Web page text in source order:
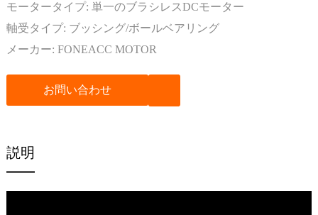
モータータイプ: 単一のブラシレスDCモーター
軸受タイプ: ブッシング/ボールベアリング
メーカー: FONEACC MOTOR
お問い合わせ
説明